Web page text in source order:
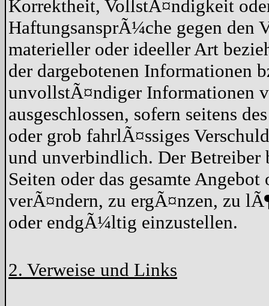
Korrektheit, VollstÃ¤ndigkeit
HaftungsansprÃ¼che gegen den
materieller oder ideeller Art
der dargebotenen Informationen
unvollstÃ¤ndiger Informationen
ausgeschlossen, sofern seitens
oder grob fahrlÃ¤ssiges
und unverbindlich. Der
Seiten oder das gesamte
verÃ¤ndern, zu ergÃ¤nzen, zu
oder endgÃ¼ltig einzustellen.
2. Verweise und Links